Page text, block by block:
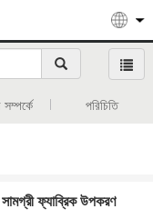
পরিচিতি
ফ্যাব্রিক উপকরণ